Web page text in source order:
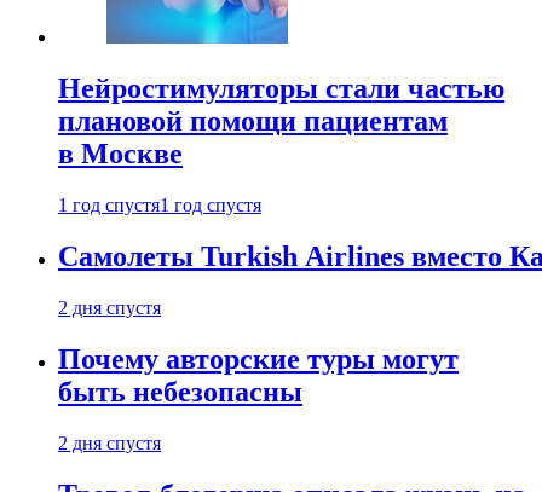
Нейростимуляторы стали частью
плановой помощи пациентам
в Москве
1 год спустя1 год спустя
Самолеты Turkish Airlines вместо
2 дня спустя
Почему авторские туры могут
быть небезопасны
2 дня спустя